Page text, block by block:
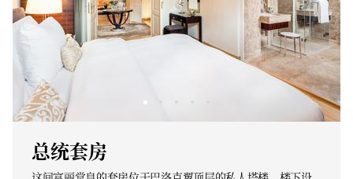
总统套房